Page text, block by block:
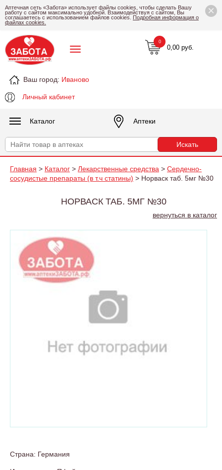
×
Аптечная сеть «Забота» использует файлы cookies, чтобы сделать Вашу
работу с сайтом максимально удобной. Взаимодействуя с сайтом, Вы
соглашаетесь с использованием файлов cookies. Подробная информация о
файлах cookies.
Ваш город: Иваново
Личный кабинет
0,00 руб.
0
Каталог Аптеки
Главная > Каталог > Лекарственные средства > Сердечно-
сосудистые препараты (в т.ч статины) > Норваск таб. 5мг №30
НОРВАСК ТАБ. 5МГ №30
вернуться в каталог
Страна: Германия